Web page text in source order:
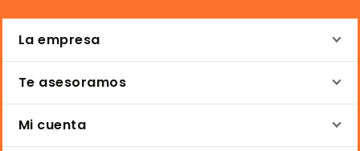
La empresa
Te asesoramos
Mi cuenta